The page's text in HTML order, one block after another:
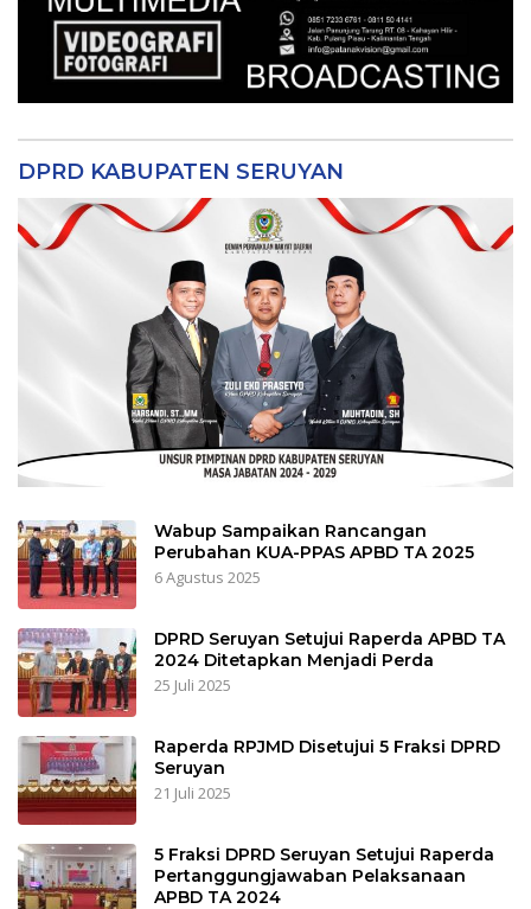
DPRD KABUPATEN SERUYAN
Wabup Sampaikan Rancangan
Perubahan KUA-PPAS APBD TA 2025
6 Agustus 2025
DPRD Seruyan Setujui Raperda APBD TA
2024 Ditetapkan Menjadi Perda
25 Juli 2025
Raperda RPJMD Disetujui 5 Fraksi DPRD
Seruyan
21 Juli 2025
5 Fraksi DPRD Seruyan Setujui Raperda
Pertanggungjawaban Pelaksanaan
APBD TA 2024